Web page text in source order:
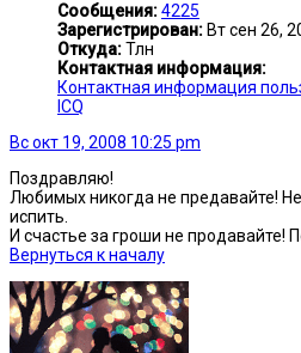
Сообщения:4225
Зарегистрирован: Вт сен 26,
Откуда:Тлн
Контактная информация:
Контактная информация
ICQ
Вс окт 19, 2008 10:25 pm
Поздравляю!
Любимых никогда не предавайте!
испить.
И счастье за гроши не продавайте!
Вернуться к началу